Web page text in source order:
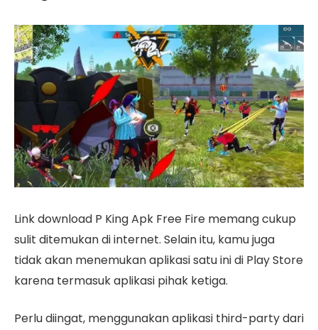
Link download P King Apk Free Fire memang cukup
sulit ditemukan di internet. Selain itu, kamu juga
tidak akan menemukan aplikasi satu ini di Play Store
karena termasuk aplikasi pihak ketiga.
Perlu diingat, menggunakan aplikasi third-party dari